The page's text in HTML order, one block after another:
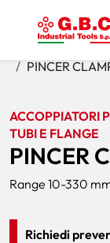
Home Prodotti
PINCER
ACCOPPIATORI
TUBI E FLANGE
PINCER
Range 10-330
Richiedi